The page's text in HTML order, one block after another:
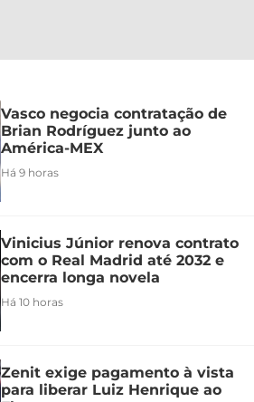
Vasco negocia contratação de
Brian Rodríguez junto ao
América-MEX
Há 9 horas
Vinicius Júnior renova contrato
com o Real Madrid até 2032 e
encerra longa novela
Há 10 horas
Zenit exige pagamento à vista
para liberar Luiz Henrique ao